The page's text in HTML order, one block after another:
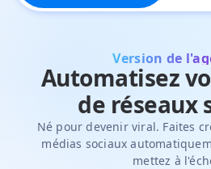
Version de
Automatisez
de réseaux
Né pour devenir viral. Faites
médias sociaux
mettez à